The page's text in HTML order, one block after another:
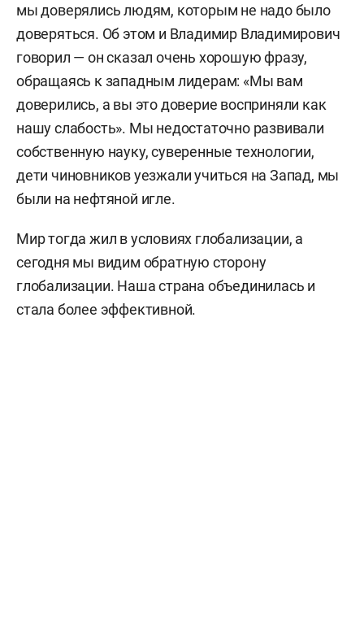
мы доверялись людям, которым не надо было
доверяться. Об этом и Владимир Владимирович
говорил — он сказал очень хорошую фразу,
обращаясь к западным лидерам: «Мы вам
доверились, а вы это доверие восприняли как
нашу слабость». Мы недостаточно развивали
собственную науку, суверенные технологии,
дети чиновников уезжали учиться на Запад, мы
были на нефтяной игле.
Мир тогда жил в условиях глобализации, а
сегодня мы видим обратную сторону
глобализации. Наша страна объединилась и
стала более эффективной.